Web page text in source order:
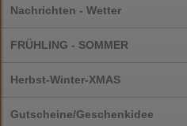
Nachrichten - Wetter
FRÜHLING - SOMMER
Herbst-Winter-XMAS
Gutscheine/Geschenkidee